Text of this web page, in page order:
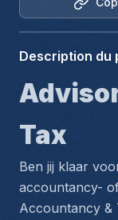
Description du
Tax
Ben jij klaar
accountancy-
Accountancy &